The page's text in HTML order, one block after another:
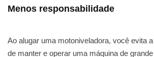
Menos responsabilidade
Ao alugar uma motoniveladora, você evita
de manter e operar uma máquina de